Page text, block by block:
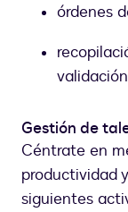
órdenes
Gestión de
Céntrate en
productividad
siguientes